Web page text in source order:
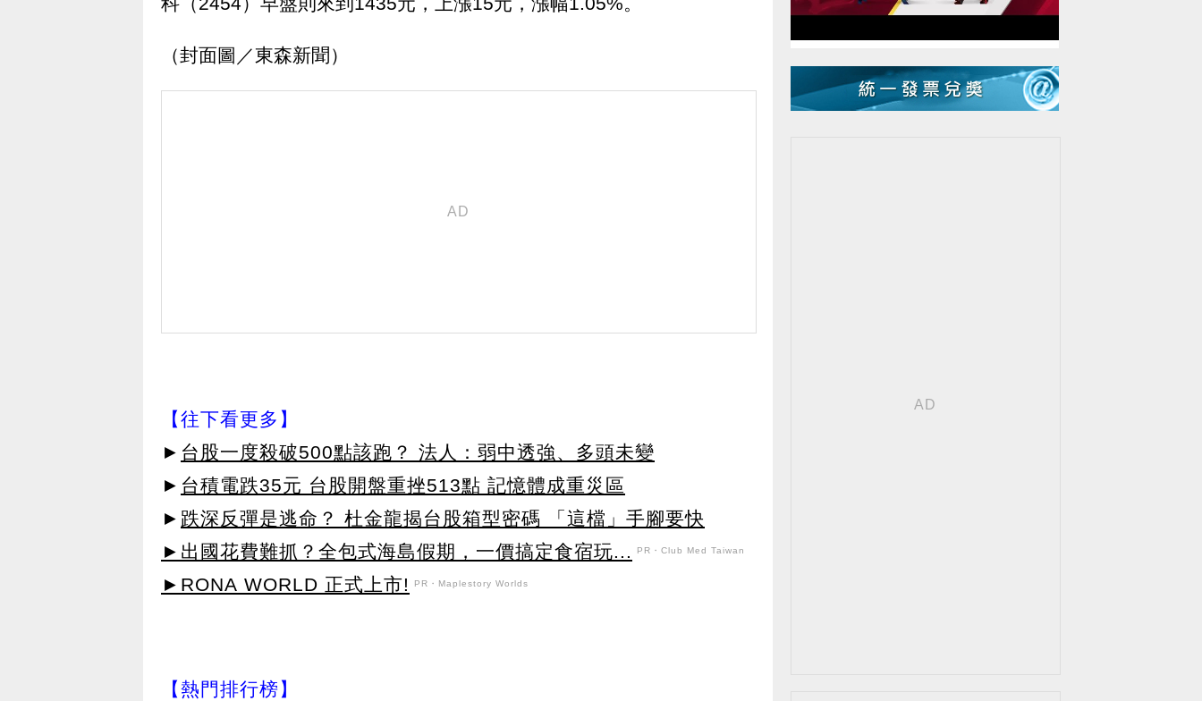
（封面圖／東森新聞）
【往下看更多】
► 台股一度殺破500點該跑？ 法人：弱中透強、多頭未變
► 台積電跌35元 台股開盤重挫513點 記憶體成重災區
► 跌深反彈是逃命？ 杜金龍揭台股箱型密碼 「這檔」手腳要快
►出國花費難抓？全包式海島假期，一價搞定食宿玩...
PR・Club Med Taiwan
►RONA WORLD 正式上市! PR・Maplestory Worlds
【熱門排行榜】